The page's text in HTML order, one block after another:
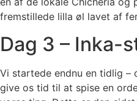
fremstillede lilla øl lavet af
Dag 3 – Inka-
Vi startede endnu en tidlig –
give os tid til at spise en